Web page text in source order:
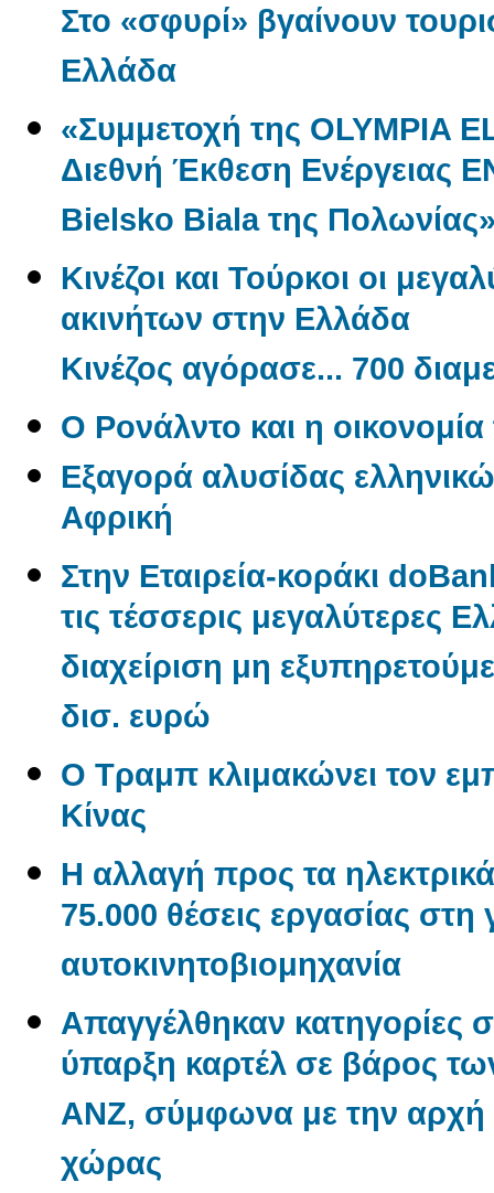
Στο «σφυρί» βγαίνουν
Ελλάδα
«Συμμετοχή της OLYMPIA
Διεθνή Έκθεση Ενέργειας
Bielsko Biala της
Κινέζοι και Τούρκοι οι
ακινήτων στην Ελλάδα
Κινέζος αγόρασε... 700
O Ρονάλντο και η
Εξαγορά αλυσίδας
Αφρική
Στην Εταιρεία-κοράκι
τις τέσσερις μεγαλύτερες
διαχείριση μη
δισ. ευρώ
Ο Τραμπ κλιμακώνει τον
Κίνας
Η αλλαγή προς τα ηλεκτρικά
75.000 θέσεις εργασίας στη
αυτοκινητοβιομηχανία
Απαγγέλθηκαν κατηγορίες
ύπαρξη καρτέλ σε βάρος
ANZ, σύμφωνα με την αρχή
χώρας